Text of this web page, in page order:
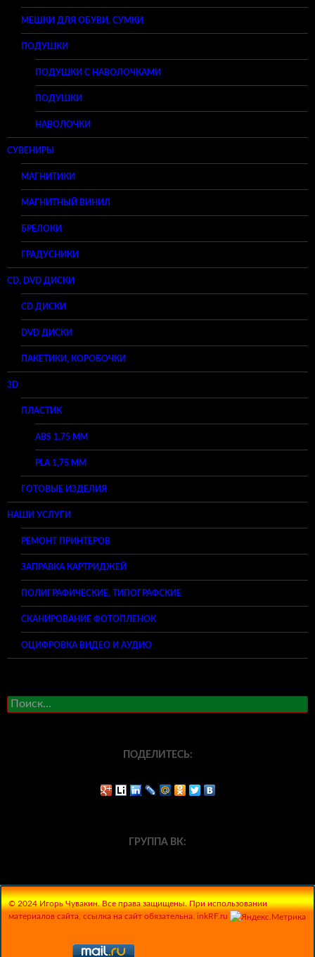
МЕШКИ ДЛЯ ОБУВИ, СУМКИ
ПОДУШКИ
ПОДУШКИ С НАВОЛОЧКАМИ
ПОДУШКИ
НАВОЛОЧКИ
СУВЕНИРЫ
МАГНИТИКИ
МАГНИТНЫЙ ВИНИЛ
БРЕЛОКИ
ГРАДУСНИКИ
CD, DVD ДИСКИ
CD ДИСКИ
DVD ДИСКИ
ПАКЕТИКИ, КОРОБОЧКИ
3D
ПЛАСТИК
ABS 1,75 ММ
PLA 1,75 ММ
ГОТОВЫЕ ИЗДЕЛИЯ
НАШИ УСЛУГИ
РЕМОНТ ПРИНТЕРОВ
ЗАПРАВКА КАРТРИДЖЕЙ
ПОЛИГРАФИЧЕСКИЕ, ТИПОГРАФСКИЕ
СКАНИРОВАНИЕ ФОТОПЛЕНОК
ОЦИФРОВКА ВИДЕО И АУДИО
Найти:
ПОДЕЛИТЕСЬ:
ГРУППА ВК:
© 2024 Игорь Чувакин. Все права защищены. При использовании
материалов сайта, ссылка на сайт обязательна. inkRF.ru